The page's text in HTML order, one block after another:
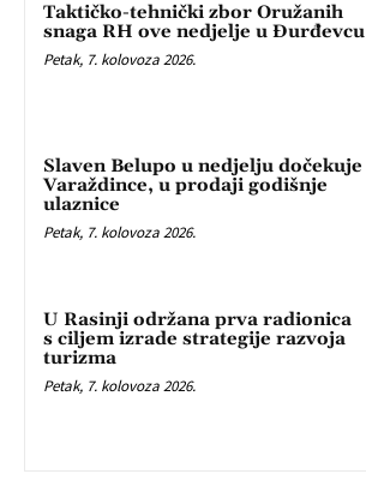
Taktičko-tehnički zbor Oružanih
snaga RH ove nedjelje u Đurđevcu
Petak, 7. kolovoza 2026.
Slaven Belupo u nedjelju dočekuje
Varaždince, u prodaji godišnje
ulaznice
Petak, 7. kolovoza 2026.
U Rasinji održana prva radionica
s ciljem izrade strategije razvoja
turizma
Petak, 7. kolovoza 2026.